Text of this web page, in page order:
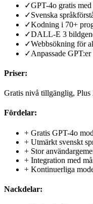
✓GPT-4o gratis
✓Svenska
✓Kodning i 70+
✓DALL-E 3
✓Webbsökning för
✓Anpassade
Priser:
Gratis nivå tillgänglig, Plus
Fördelar:
+ Gratis GPT-4o
+ Utmärkt svenskt
+ Stor
+ Integration med
+ Kontinuerliga
Nackdelar: